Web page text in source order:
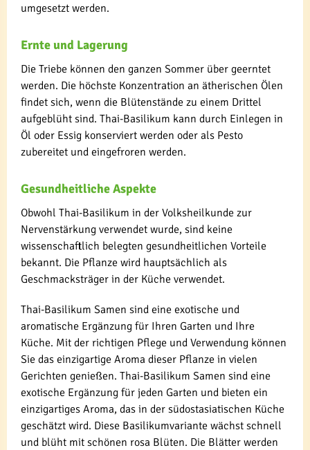
umgesetzt werden.
Ernte und Lagerung
Die Triebe können den ganzen Sommer über geerntet
werden. Die höchste Konzentration an ätherischen Ölen
findet sich, wenn die Blütenstände zu einem Drittel
aufgeblüht sind. Thai-Basilikum kann durch Einlegen in
Öl oder Essig konserviert werden oder als Pesto
zubereitet und eingefroren werden.
Gesundheitliche Aspekte
Obwohl Thai-Basilikum in der Volksheilkunde zur
Nervenstärkung verwendet wurde, sind keine
wissenschaftlich belegten gesundheitlichen Vorteile
bekannt. Die Pflanze wird hauptsächlich als
Geschmacksträger in der Küche verwendet.
Thai-Basilikum Samen sind eine exotische und
aromatische Ergänzung für Ihren Garten und Ihre
Küche. Mit der richtigen Pflege und Verwendung können
Sie das einzigartige Aroma dieser Pflanze in vielen
Gerichten genießen. Thai-Basilikum Samen sind eine
exotische Ergänzung für jeden Garten und bieten ein
einzigartiges Aroma, das in der südostasiatischen Küche
geschätzt wird. Diese Basilikumvariante wächst schnell
und blüht mit schönen rosa Blüten. Die Blätter werden